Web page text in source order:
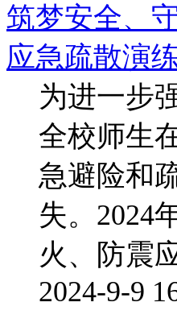
筑梦安全、
应急疏散演
为进一步
全校师生
急避险和
失。2024
火、防震
2024-9-9